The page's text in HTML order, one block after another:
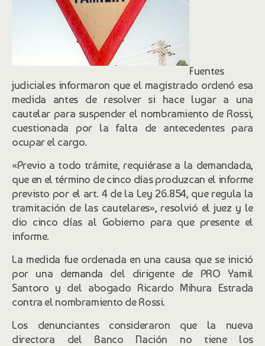
Fuentes
judiciales informaron que el magistrado ordenó esa
medida antes de resolver si hace lugar a una
cautelar para suspender el nombramiento de Rossi,
cuestionada por la falta de antecedentes para
ocupar el cargo.
«Previo a todo trámite, requiérase a la demandada,
que en el término de cinco días produzcan el informe
previsto por el art. 4 de la Ley 26.854, que regula la
tramitación de las cautelares», resolvió el juez y le
dio cinco días al Gobierno para que presente el
informe.
La medida fue ordenada en una causa que se inició
por una demanda del dirigente de PRO Yamil
Santoro y del abogado Ricardo Mihura Estrada
contra el nombramiento de Rossi.
Los denunciantes consideraron que la nueva
directora del Banco Nación no tiene los